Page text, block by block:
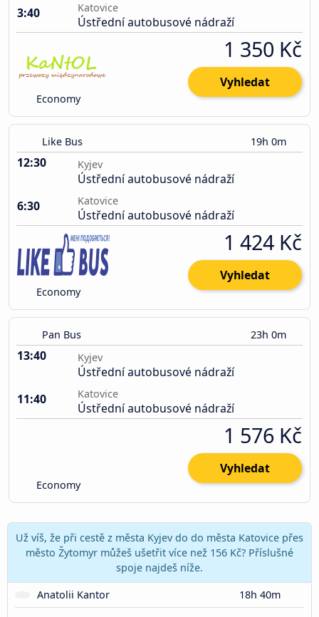
3:40
Katovice
Ústřední autobusové nádraží
Economy
1 350 Kč
Vyhledat
Like Bus 19h 0m
12:30 Kyjev
Ústřední autobusové nádraží
6:30
Katovice
Ústřední autobusové nádraží
Economy
1 424 Kč
Vyhledat
Pan Bus 23h 0m
13:40 Kyjev
Ústřední autobusové nádraží
11:40
Katovice
Ústřední autobusové nádraží
Economy
1 576 Kč
Vyhledat
Už víš, že při cestě z města Kyjev do do města Katovice přes
město Žytomyr můžeš ušetřit více než 156 Kč? Příslušné
spoje najdeš níže.
Anatolii Kantor
18h 40m